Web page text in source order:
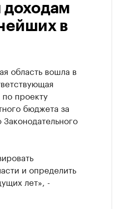
в
область вошла в
проекту
бюджета за
и определить
лет», -